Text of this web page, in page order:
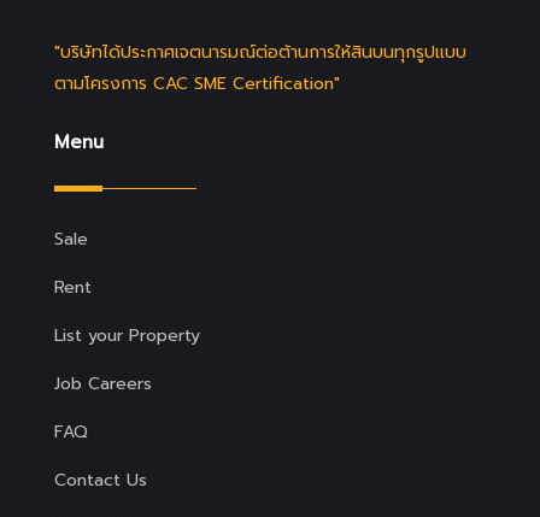
"บริษัทได้ประกาศเจตนารมณ์ต่อต้านการให้สินบนทุกรูปแบบ
ตามโครงการ CAC SME Certification"
Menu
Sale
Rent
List your Property
Job Careers
FAQ
Contact Us